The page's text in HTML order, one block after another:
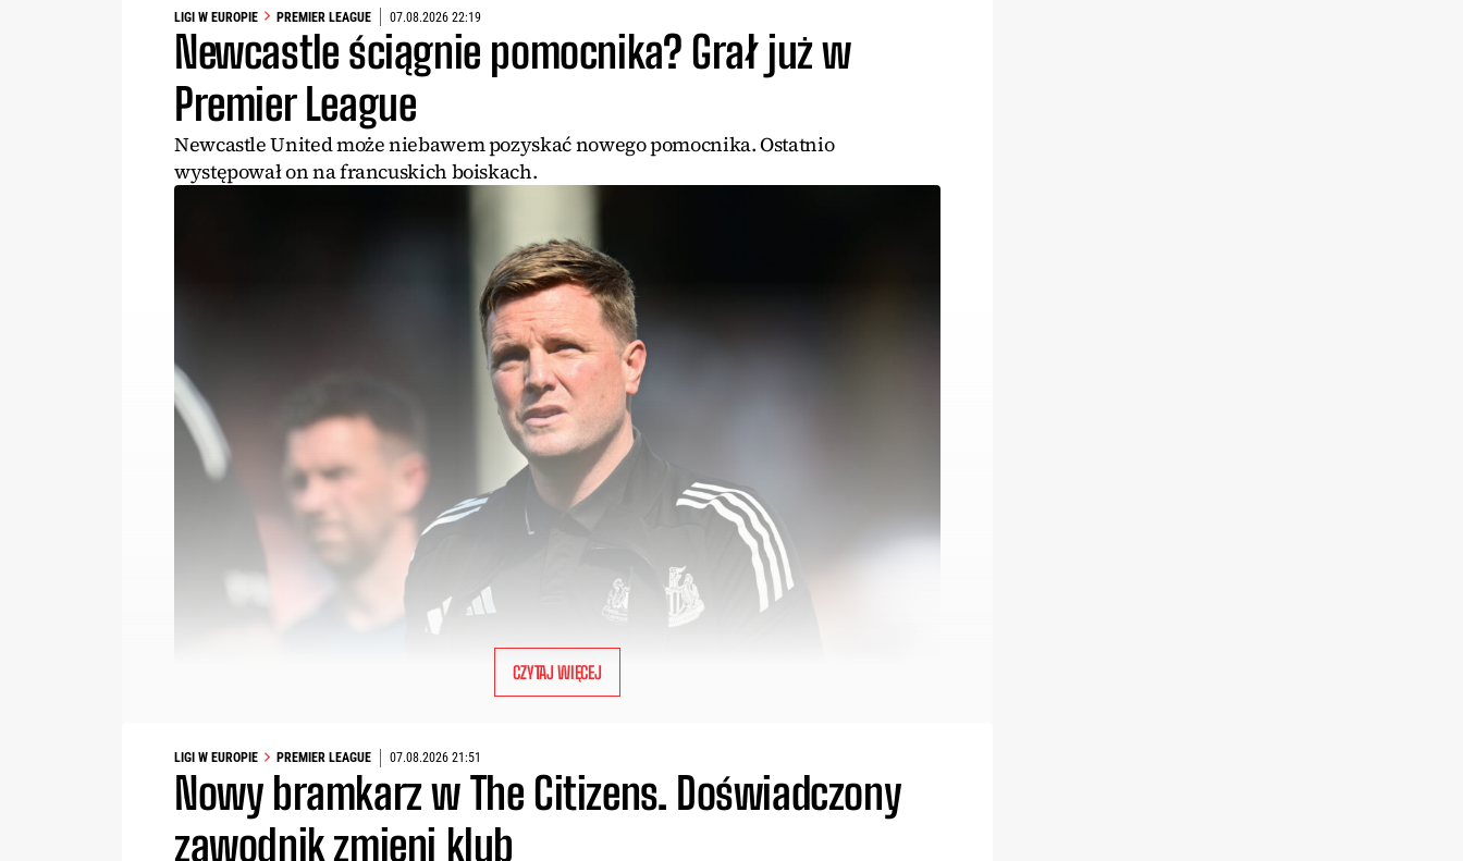
LIGI W EUROPIE PREMIER LEAGUE 07.08.2026 22:19
Newcastle ściągnie pomocnika? Grał już w
Premier League
Newcastle United może niebawem pozyskać nowego pomocnika. Ostatnio
występował on na francuskich boiskach.
CZYTAJ WIĘCEJ
LIGI W EUROPIE PREMIER LEAGUE 07.08.2026 21:51
Nowy bramkarz w The Citizens. Doświadczony
zawodnik zmieni klub